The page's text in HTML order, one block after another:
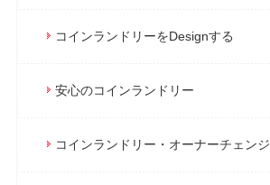
コインランドリーをDesignする
安心のコインランドリー
コインランドリー・オーナーチェンジ